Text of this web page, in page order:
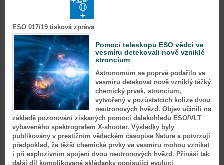
ESO 017/19 tisková zpráva
Pomocí teleskopů ESO vědci ve
vesmíru detekovali nově vzniklé
stroncium
Astronomům se poprvé podařilo ve
vesmíru detekovat nově vzniklý těžký
chemický prvek, stroncium,
vytvořený v pozůstatcích kolize dvou
neutronových hvězd. Objev učinili na
základě pozorování získaných pomocí dalekohledu ESO/VLT
vybaveného spektrografem X-shooter. Výsledky byly
publikovány v prestižním vědeckém časopise Nature a potvrzují
předpoklad, že těžší chemické prvky ve vesmíru mohou vznikat
i při explozivním spojení dvou neutronových hvězd. Přináší tak
další díl komplikované skládanky popisující evoluci